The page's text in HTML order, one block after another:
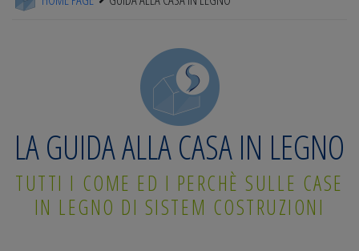
LA GUIDA ALLA CASA IN LEGNO
TUTTI I COME ED I PERCHÈ SULLE CASE
IN LEGNO DI SISTEM COSTRUZIONI